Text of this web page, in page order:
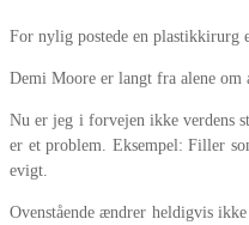
For nylig postede en plastikkirurg
Demi Moore er langt fra alene
Nu er jeg i forvejen ikke verdens
er et problem. Eksempel: Filler
evigt.
Ovenstående ændrer heldigvis